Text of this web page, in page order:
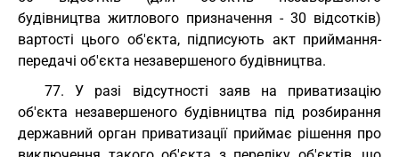
будівництва житлового призначення - 30 відсотків)
вартості цього об'єкта, підписують акт приймання-
передачі об'єкта незавершеного будівництва.
77. У разі відсутності заяв на приватизацію
об'єкта незавершеного будівництва під розбирання
державний орган приватизації приймає рішення про